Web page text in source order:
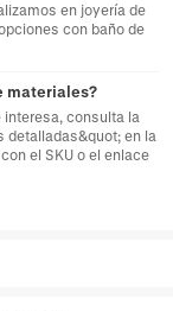
en joyería de
con baño de
materiales?
interesa, consulta la
detalladas&quot; en la
el SKU o el enlace